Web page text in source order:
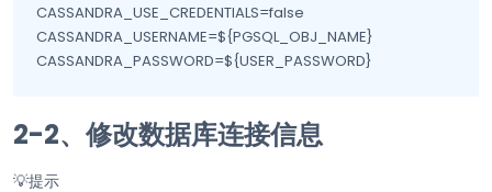
CASSANDRA_USE_CREDENTIALS=false
CASSANDRA_USERNAME=${PGSQL_OBJ_NAME}
CASSANDRA_PASSWORD=${USER_PASSWORD}
2-2、修改数据库连接信息
💡提示